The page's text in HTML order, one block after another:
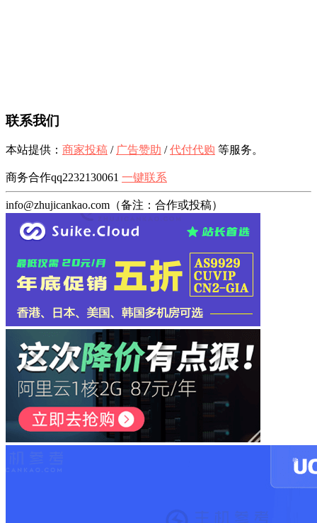
联系我们
本站提供： 商家投稿 / 广告赞助 /代付代购 等服务。
商务合作qq2232130061 一键联系
info@zhujicankao.com（备注：合作或投稿）